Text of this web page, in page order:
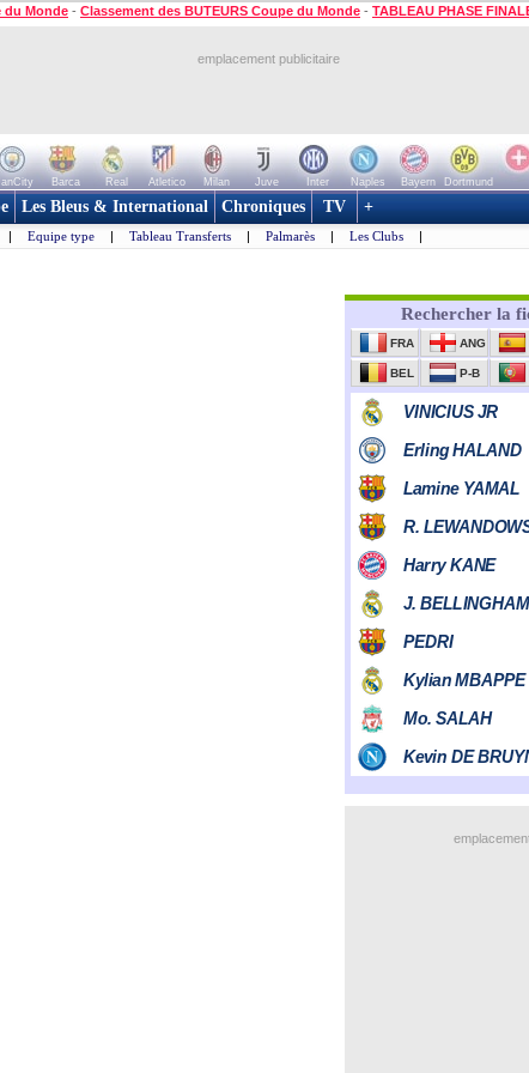
du Monde - Classement des BUTEURS Coupe du Monde - TABLEAU PHASE
emplacement publicitaire
Barca Real Atletico Milan Juve Inter Naples Bayern
Dortmund
Les Bleus & International Chroniques TV +
| Equipe type | Tableau Transferts | Palmarès | Les Clubs |